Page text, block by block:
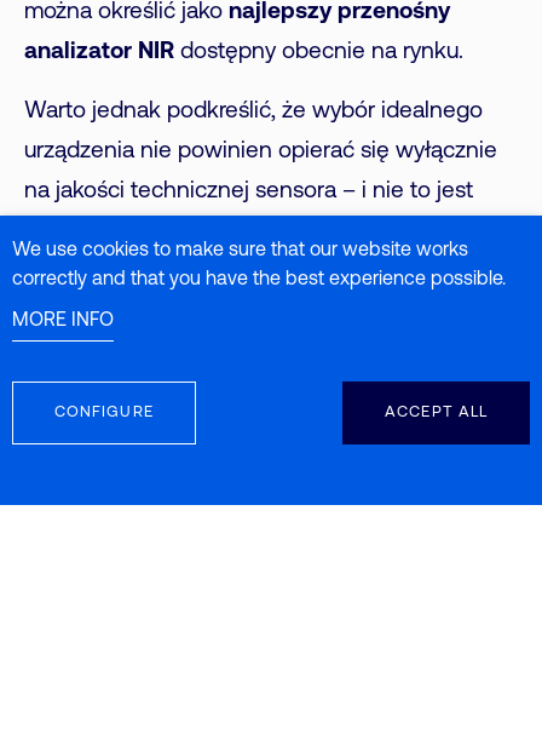
można określić jako najlepszy przenośny
analizator NIR dostępny obecnie na rynku.
Warto jednak podkreślić, że wybór idealnego
urządzenia nie powinien opierać się wyłącznie
na jakości technicznej sensora – i nie to jest
wielu niejasności i pominiętych kwestii, które
często nie są poruszane podczas techniczno-
analizator NIRi podjął świadomą decyzję
We use cookies to make sure that our website works
correctly and that you have the best experience possible.
MORE INFO
CONFIGURE ACCEPT ALL